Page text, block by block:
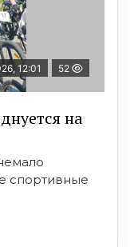
12:01 52
на
спортивные